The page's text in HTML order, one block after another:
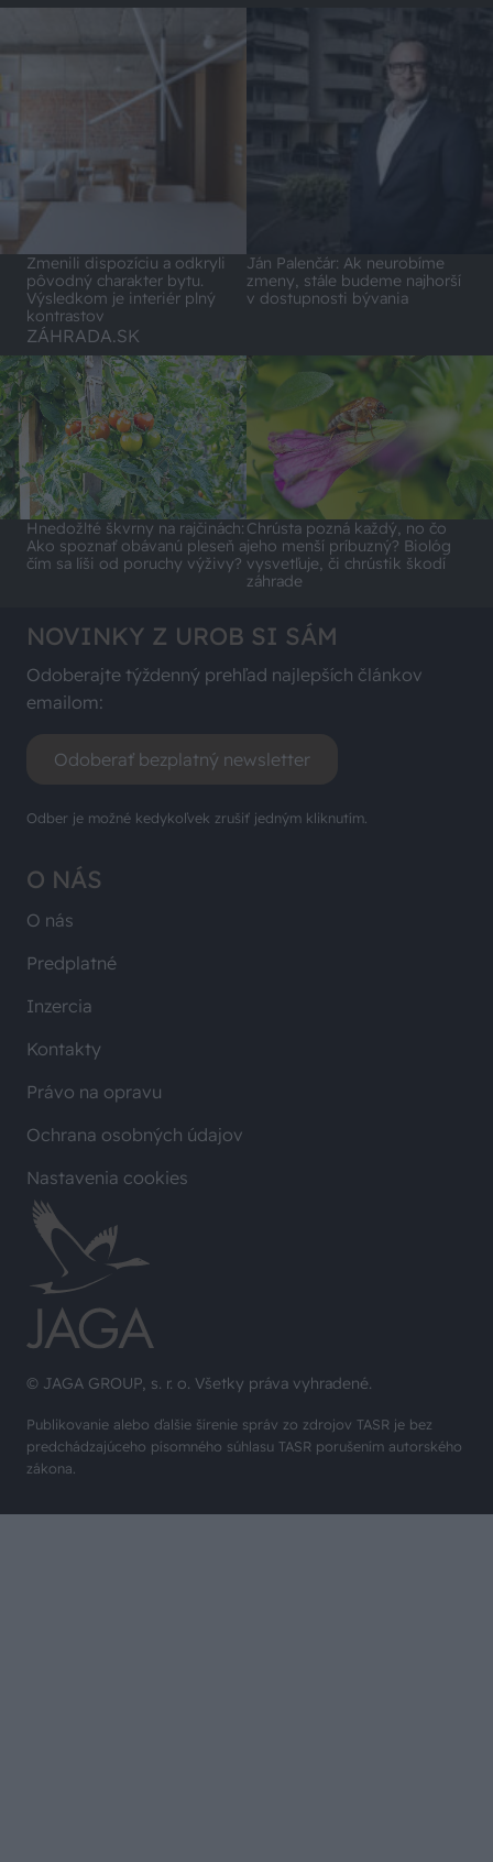
Zmenili dispozíciu a odkryli
pôvodný charakter bytu.
Výsledkom je interiér plný
kontrastov
Ján Palenčár: Ak neurobíme
zmeny, stále budeme najhorší
v dostupnosti bývania
ZÁHRADA.SK
Hnedožlté škvrny na rajčinách:
Ako spoznať obávanú pleseň a
čím sa líši od poruchy výživy?
Chrústa pozná každý, no čo
jeho menší príbuzný? Biológ
vysvetľuje, či chrústik škodí
záhrade
© JAGA GROUP, s. r. o. Všetky práva vyhradené.
Publikovanie alebo ďalšie šírenie správ zo zdrojov TASR je bez
predchádzajúceho písomného súhlasu TASR porušením autorského
zákona.
O NÁS
O nás
Predplatné
Inzercia
Kontakty
Právo na opravu
Ochrana osobných údajov
Nastavenia cookies
NOVINKY Z UROB SI SÁM
Odoberajte týždenný prehľad najlepších článkov
emailom:
Odoberať bezplatný newsletter
Odber je možné kedykoľvek zrušiť jedným kliknutím.